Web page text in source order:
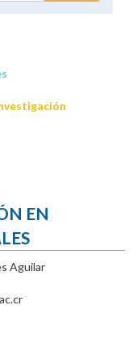
EN
Aguilar